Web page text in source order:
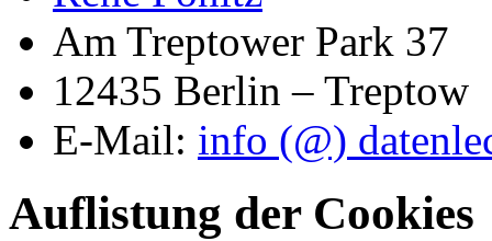
Am Treptower Park 37
12435 Berlin – Treptow
E-Mail: info (@)
Auflistung der Cookies